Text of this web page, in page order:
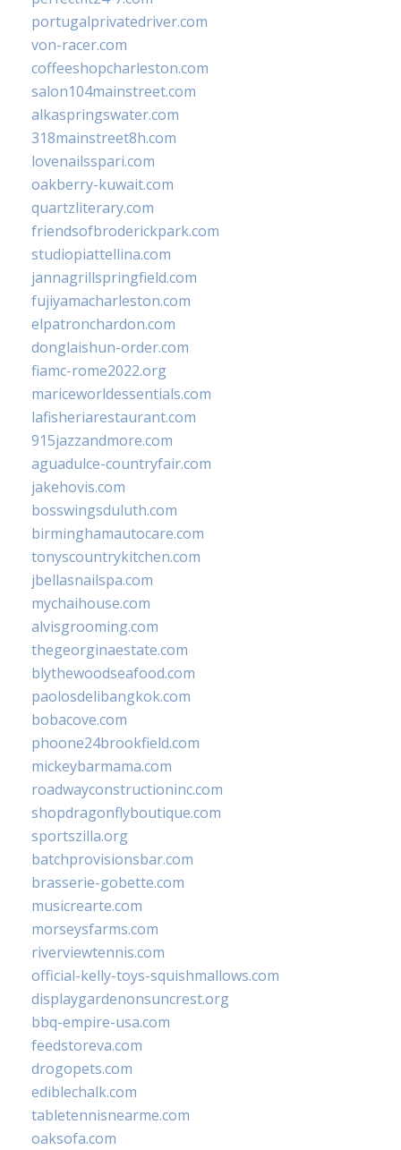
portugalprivatedriver.com
von-racer.com
coffeeshopcharleston.com
salon104mainstreet.com
alkaspringswater.com
318mainstreet8h.com
lovenailsspari.com
oakberry-kuwait.com
quartzliterary.com
friendsofbroderickpark.com
studiopiattellina.com
jannagrillspringfield.com
fujiyamacharleston.com
elpatronchardon.com
donglaishun-order.com
fiamc-rome2022.org
mariceworldessentials.com
lafisheriarestaurant.com
915jazzandmore.com
aguadulce-countryfair.com
jakehovis.com
bosswingsduluth.com
birminghamautocare.com
tonyscountrykitchen.com
jbellasnailspa.com
mychaihouse.com
alvisgrooming.com
thegeorginaestate.com
blythewoodseafood.com
paolosdelibangkok.com
bobacove.com
phoone24brookfield.com
mickeybarmama.com
roadwayconstructioninc.com
shopdragonflyboutique.com
sportszilla.org
batchprovisionsbar.com
brasserie-gobette.com
musicrearte.com
morseysfarms.com
riverviewtennis.com
official-kelly-toys-squishmallows.com
displaygardenonsuncrest.org
bbq-empire-usa.com
feedstoreva.com
drogopets.com
ediblechalk.com
tabletennisnearme.com
oaksofa.com